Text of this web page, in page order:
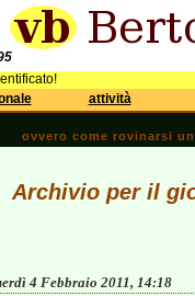
attività
ovvero come rovinarsi
Archivio per il
4 Febbraio 2011, 14:18